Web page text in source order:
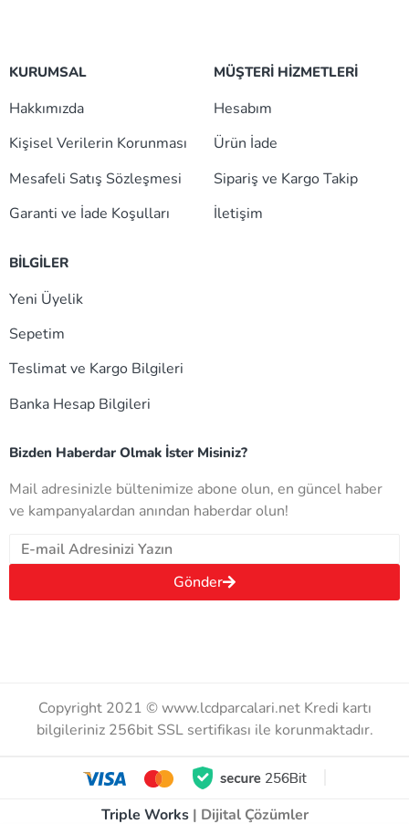
KURUMSAL
Hakkımızda
Kişisel Verilerin Korunması
Mesafeli Satış Sözleşmesi
Garanti ve İade Koşulları
MÜŞTERİ HİZMETLERİ
Hesabım
Ürün İade
Sipariş ve Kargo Takip
İletişim
BİLGİLER
Yeni Üyelik
Sepetim
Teslimat ve Kargo Bilgileri
Banka Hesap Bilgileri
Bizden Haberdar Olmak İster Misiniz?
Mail adresinizle bültenimize abone olun, en güncel haber
ve kampanyalardan anından haberdar olun!
Gönder
Copyright 2021 © www.lcdparcalari.net Kredi kartı
bilgileriniz 256bit SSL sertifikası ile korunmaktadır.
Triple Works| Dijital Çözümler